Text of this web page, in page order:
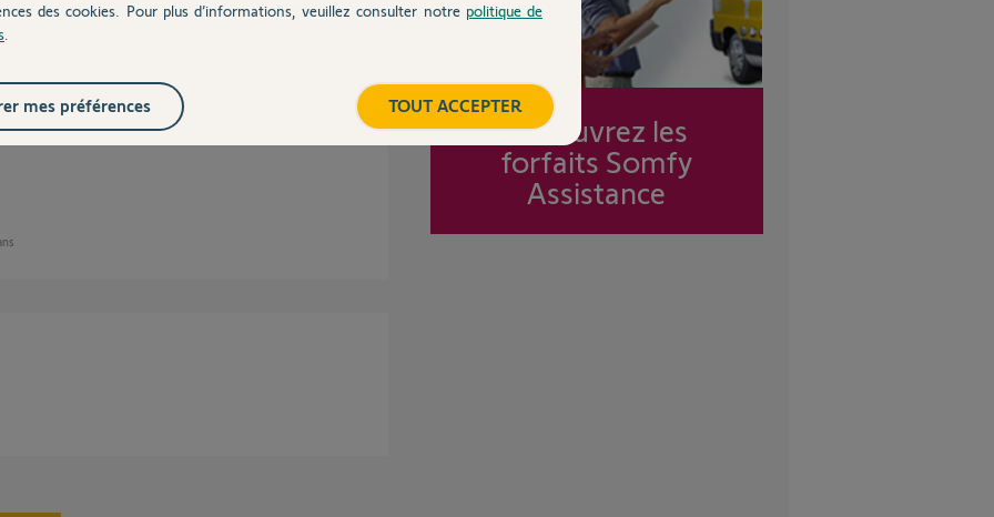
ce post.
Découvrez les
forfaits Somfy
Assistance
des cookies. Pour plus d’informations, veuillez consulter notre politique de
TOUT ACCEPTER
mes préférences